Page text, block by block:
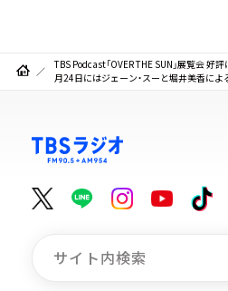
TBS Podcast「OVER THE SUN」展覧会 好
月24日にはジェーン・スーと堀井美香によ